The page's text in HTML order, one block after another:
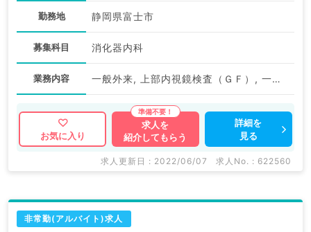
勤務地 静岡県富士市
募集科目 消化器内科
業務内容 一般外来, 上部内視鏡検査（ＧＦ）, 一般健診・人間ドック
お気に入り
求人を
紹介してもらう
詳細を
見る
求人更新日 : 2022/06/07 求人No. : 622560
非常勤(アルバイト)求人